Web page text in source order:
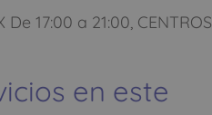
De 17:00 a 21:00, CENTROS
en este